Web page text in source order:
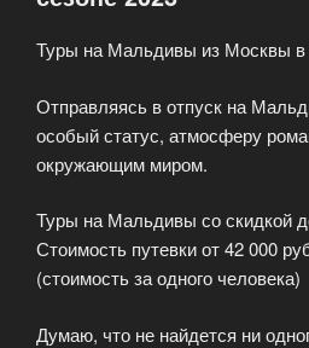
2023»
Туры на Мальдивы из Москвы в
Отправляясь в отпуск на
особый статус, атмосферу
окружающим миром.
Туры на Мальдивы со скидкой
Стоимость путевки от 42 000
(стоимость за одного человека)
Думаю, что не найдется ни